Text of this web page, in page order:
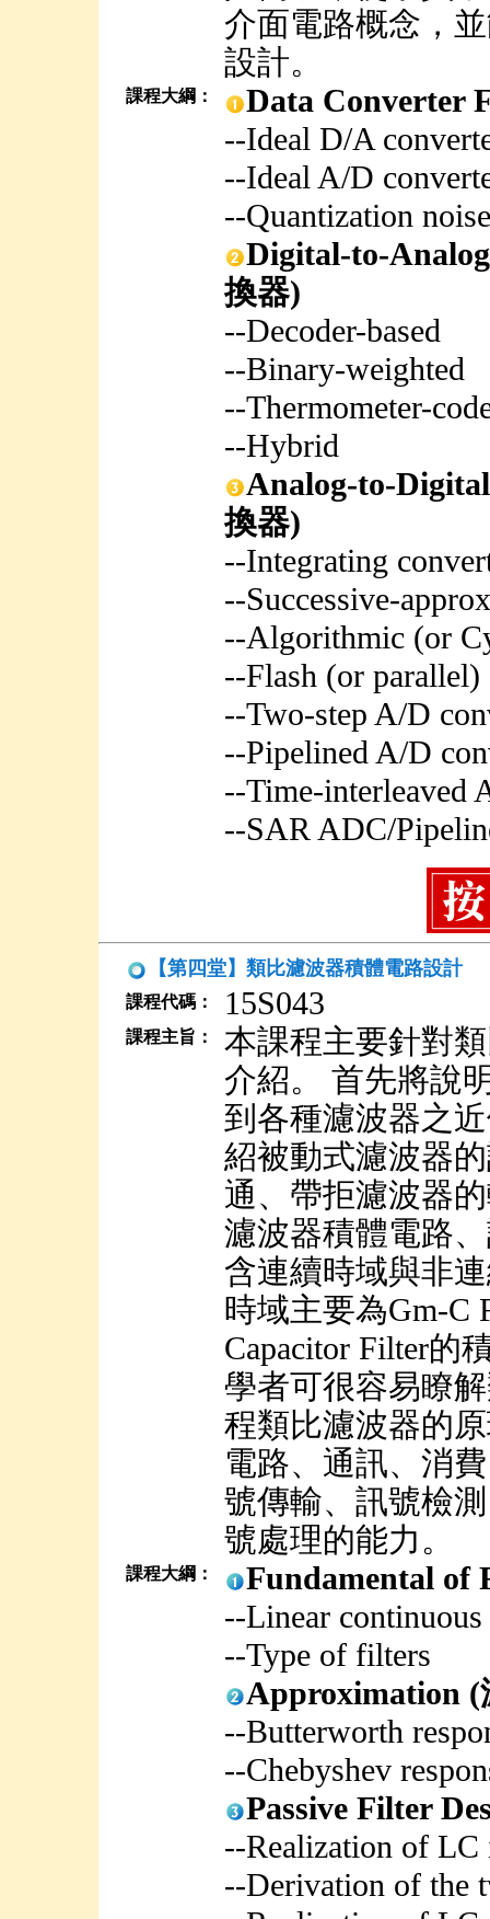
介面電路概念，
設計。
課程大綱：
Data Converter
--Ideal D/A
--Ideal A/D
--Quantization
Digital-to-
換器)
--Decoder-based
--Binary-weighted
--Thermometer-
--Hybrid
Analog-to-
換器)
--Integrating
--Successive-
--Algorithmic (or
--Flash (or parallel)
--Two-step A/D
--Pipelined A/D
--Time-interleaved
--SAR ADC/
【第四堂】類比濾波器積體電路設計
課程代碼： 15S043
課程主旨：
本課程主要針對
介紹。 首先將說
到各種濾波器之
紹被動式濾波器
通、帶拒濾波器
濾波器積體電路
含連續時域與非
時域主要為Gm-C
Capacitor Filter的
學者可很容易瞭
程類比濾波器的
電路、通訊、消
號傳輸、訊號檢
號處理的能力。
課程大綱：
Fundamental of
--Linear
--Type of filters
Approximation (
--Butterworth
--Chebyshev
Passive Filter
--Realization of LC
--Derivation of the